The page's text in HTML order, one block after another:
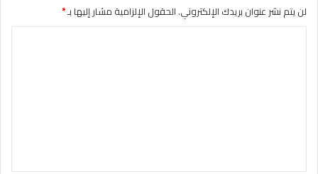
لن يتم نشر عنوان بريدك الإلكتروني.الحقول الإلزامية مشار إليها بـ*